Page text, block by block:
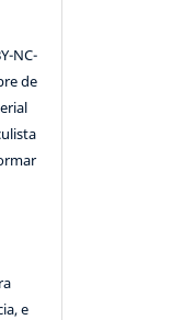
NC-
de
e